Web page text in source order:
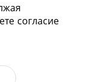
17)
согласие